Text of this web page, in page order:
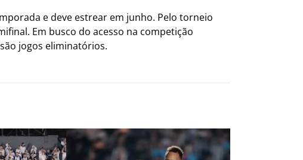
e deve estrear em junho. Pelo torneio
Em busco do acesso na competição
jogos eliminatórios.